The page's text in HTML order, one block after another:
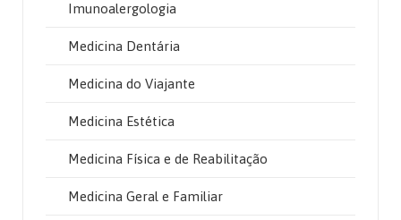
Imunoalergologia
Medicina Dentária
Medicina do Viajante
Medicina Estética
Medicina Física e de Reabilitação
Medicina Geral e Familiar